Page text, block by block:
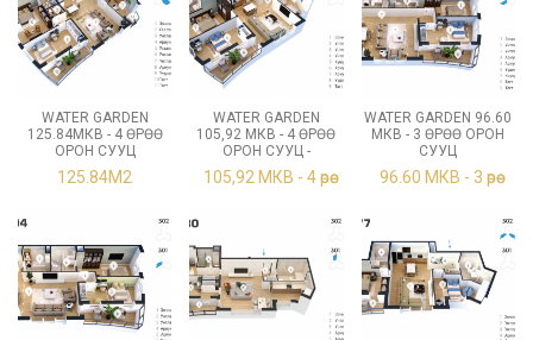
WATER GARDEN
125.84МКВ - 4 ӨРӨӨ
ОРОН СУУЦ
125.84М2
WATER GARDEN
105,92 МКВ - 4 ӨРӨӨ
ОРОН СУУЦ -
105,92 МКВ - 4 өрөө
WATER GARDEN 96.60
МКВ - 3 ӨРӨӨ ОРОН
СУУЦ
96.60 МКВ - 3 өрөө